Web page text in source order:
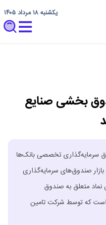
یکشنبه ۱۸ مرداد ۱۴۰۵
بخشی صنایع
سرمایه‌گذاری تخصصی بانک‌ها
صندوق‌های سرمایه‌گذاری
متعلق به صندوق
که توسط شرکت تامین